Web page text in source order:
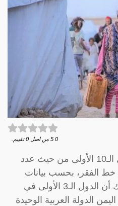
0
5 من اصل 0 تقييم.
تتصدَّر مدغشقر قائمة الدول الـ10 الأولى من حيث عدد
الفقر، بحسب بيانات
البنك الدولي. والملاحظ كذلك أن الدول الـ3 الأولى في
الدولة العربية الوحيدة